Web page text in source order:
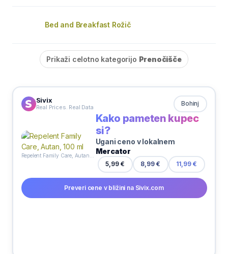
Bed and Breakfast Rožič
Prikaži celotno kategorijo Prenočišče
Sivix
Real Prices. Real Data Bohinj
Kako pameten kupec
si?
Ugani ceno v lokalnem
Mercator
5,99 € 8,99 € 11,99 €
Preveri cene v bližini na Sivix.com